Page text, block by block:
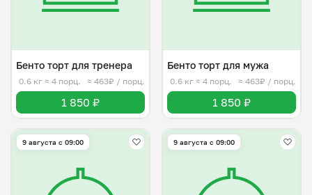
Бенто торт для тренера
0.6 кг ≈ 4 порц. ≈ 463₽ / порц.
1 850 ₽
Бенто торт для мужа
0.6 кг ≈ 4 порц. ≈ 463₽ / порц.
1 850 ₽
9 августа с 09:00 9 августа с 09:00